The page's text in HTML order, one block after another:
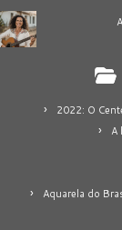
2022: O
A
Aquarela do